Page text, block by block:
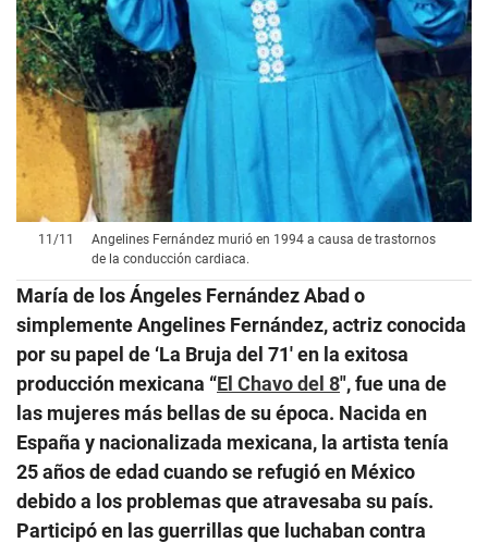
11 /11
Angelines Fernández murió en 1994 a causa de trastornos
de la conducción cardiaca.
María de los Ángeles Fernández Abad o
simplemente Angelines Fernández, actriz conocida
por su papel de ‘La Bruja del 71′ en la exitosa
producción mexicana “El Chavo del 8″, fue una de
las mujeres más bellas de su época. Nacida en
España y nacionalizada mexicana, la artista tenía
25 años de edad cuando se refugió en México
debido a los problemas que atravesaba su país.
Participó en las guerrillas que luchaban contra